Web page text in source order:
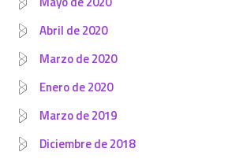
Abril de 2020
Marzo de 2020
Enero de 2020
Marzo de 2019
Diciembre de 2018